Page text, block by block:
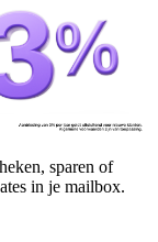
sparen of
in je mailbox.